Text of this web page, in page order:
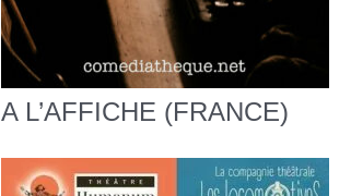
A L’AFFICHE (FRANCE)